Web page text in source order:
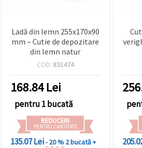
Ladă din lemn 255x170x90
mm – Cutie de depozitare
din lemn natur
COD: 831474
168.84Lei
pentru 1 bucată
REDUCERI
PENTRU CANTITATE
135.07 Lei- 20 % 2 bucată +